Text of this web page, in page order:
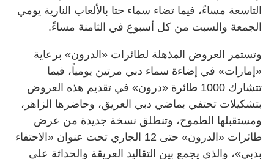
التاسعة مساءً، فيما تضاء سماء حتا بالألعاب النارية يومي
الجمعة والسبت من كل أسبوع في الثامنة مساءً.
وتستمر العروض المذهلة لطائرات «الدرون» برعاية
«إمارات» في إضاءة سماء دبي مرتين يومياً، فيما
تتشارك 1000 طائرة «درون» في تقديم هذه العروض
بتشكيلات تحتفي بماضي دبي العريق، وحاضرها الزاهر،
ومستقبلها الطموح، وتنطلق نسخة جديدة من عرض
طائرات «الدرون» حتى 12 الجاري تحت عنوان «الاحتفاء
بدبي»، والذي يجمع بين التقاليد العريقة والحداثة على